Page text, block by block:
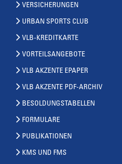
VERSICHERUNGEN
URBAN SPORTS CLUB
VLB-KREDITKARTE
VORTEILSANGEBOTE
VLB AKZENTE EPAPER
VLB AKZENTE PDF-ARCHIV
BESOLDUNGSTABELLEN
FORMULARE
PUBLIKATIONEN
KMS UND FMS